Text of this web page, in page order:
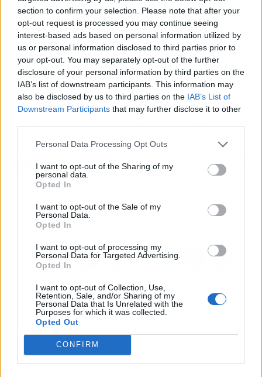
section to confirm your selection. Please note that after your
opt-out request is processed you may continue seeing
interest-based ads based on personal information utilized by
us or personal information disclosed to third parties prior to
your opt-out. You may separately opt-out of the further
disclosure of your personal information by third parties on the
IAB’s list of downstream participants. This information may
also be disclosed by us to third parties on the IAB’s List of
Downstream Participants that may further disclose it to other
Personal Data Processing Opt Outs
I want to opt-out of the Sharing of my
personal data.
Opted In
I want to opt-out of the Sale of my
Personal Data.
Opted In
I want to opt-out of processing my
Personal Data for Targeted Advertising.
Opted In
I want to opt-out of Collection, Use,
Retention, Sale, and/or Sharing of my
Personal Data that Is Unrelated with the
Purposes for which it was collected.
Opted Out
CONFIRM
En Mesumex, laentregas a domicilio se
realizan en un lapso de 2 a 5 días hábiles, y en
menos de 2 días, cuando se trata de entregas
rápidas. La empresa que trabaja en
colaboración con fábricas en México, Estados
Unidos, Europa y China para garantizar un
stock de máxima calidad y excelentes precios.
Cómo trazar un plan de
marketing digital eficaz
Marketing
¿Cómo acogerse a la Ley
deudas por ley? Con
Quita Deudas